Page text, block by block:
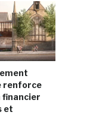
renforce
financier
et